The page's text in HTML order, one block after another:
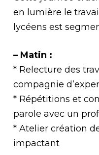
en lumière le
lycéens est
– Matin :
* Relecture des
compagnie
* Répétitions et
parole avec un
* Atelier création
impactant